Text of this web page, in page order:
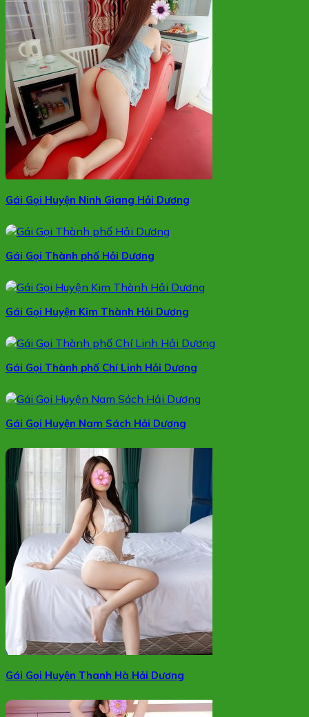
Gái Gọi Huyện Ninh Giang Hải Dương
Gái Gọi Thành phố Hải Dương
Gái Gọi Huyện Kim Thành Hải Dương
Gái Gọi Thành phố Chí Linh Hải Dương
Gái Gọi Huyện Nam Sách Hải Dương
Gái Gọi Huyện Thanh Hà Hải Dương